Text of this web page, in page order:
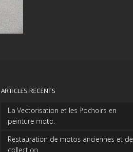
ARTICLES RECENTS
La Vectorisation et les Pochoirs en
peinture moto.
Restauration de motos anciennes et de
collection